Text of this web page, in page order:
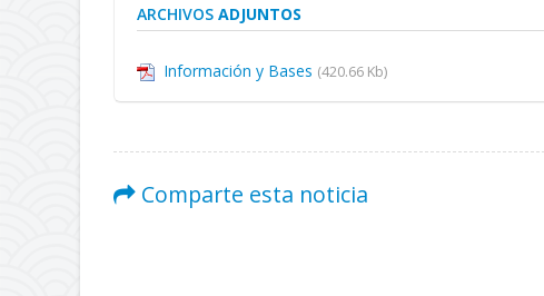
ARCHIVOS ADJUNTOS
Información y Bases (420.66 Kb)
Comparte esta noticia